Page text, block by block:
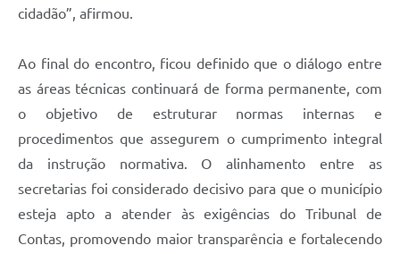
cidadão”, afirmou.
Ao final do encontro, ficou definido que o diálogo entre
as áreas técnicas continuará de forma permanente, com
o objetivo de estruturar normas internas e
procedimentos que assegurem o cumprimento integral
da instrução normativa. O alinhamento entre as
secretarias foi considerado decisivo para que o município
esteja apto a atender às exigências do Tribunal de
Contas, promovendo maior transparência e fortalecendo